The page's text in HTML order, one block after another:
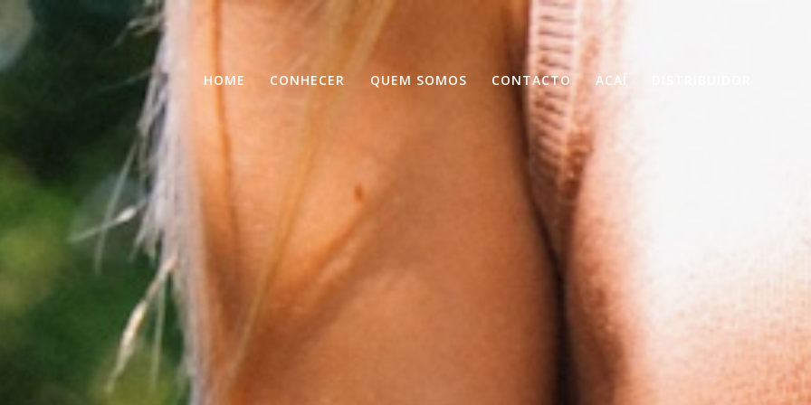
HOME CONHECER QUEM SOMOS CONTACTO ACAÍ